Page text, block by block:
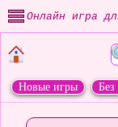
Онлайн игра
Новые игры